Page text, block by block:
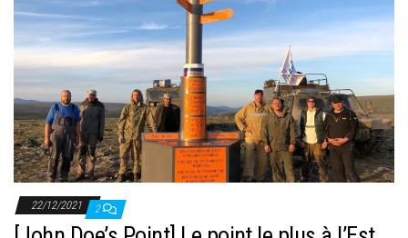
22/12/2021 2